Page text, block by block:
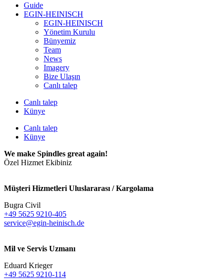
Guide
EGIN-HEINISCH
EGIN-HEINISCH
Yönetim Kurulu
Bünyemiz
Team
News
Imagery
Bize Ulaşın
Canlı talep
Canlı talep
Künye
Canlı talep
Künye
We make Spindles great again!
Özel Hizmet Ekibiniz
Müşteri Hizmetleri Uluslararası / Kargolama
Bugra Civil
+49 5625 9210-405
service@egin-heinisch.de
Mil ve Servis Uzmanı
Eduard Krieger
+49 5625 9210-114